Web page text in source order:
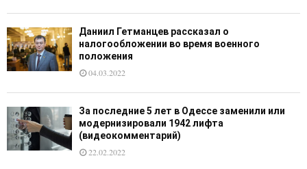
Даниил Гетманцев рассказал о
налогообложении во время военного
положения
04.03.2022
За последние 5 лет в Одессе заменили или
модернизировали 1942 лифта
(видеокомментарий)
22.02.2022